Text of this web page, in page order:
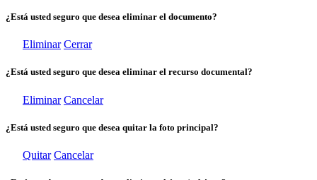
¿Está usted seguro que desea eliminar el documento?
Eliminar Cerrar
¿Está usted seguro que desea eliminar el recurso documental?
Eliminar Cancelar
¿Está usted seguro que desea quitar la foto principal?
Quitar Cancelar